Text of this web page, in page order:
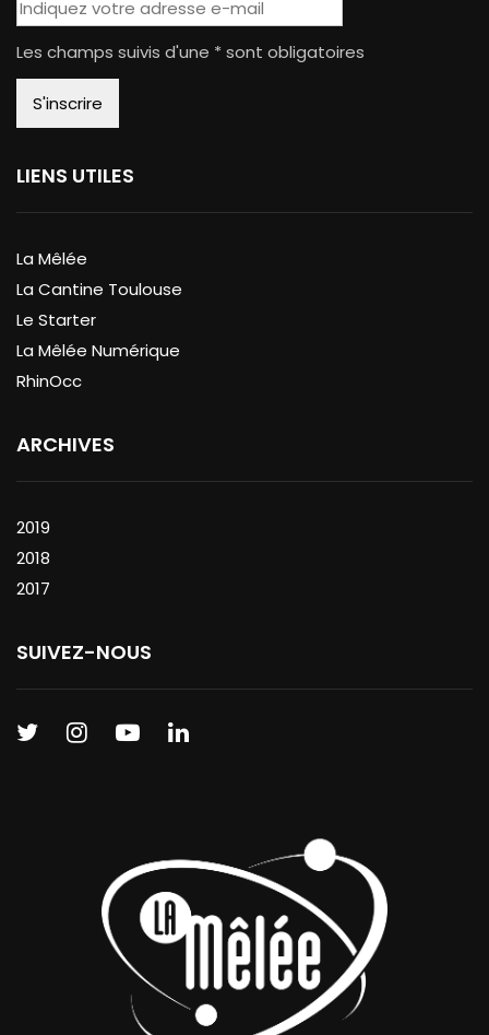
Les champs suivis d'une * sont obligatoires
LIENS UTILES
La Mêlée
La Cantine Toulouse
Le Starter
La Mêlée Numérique
RhinOcc
ARCHIVES
2019
2018
2017
SUIVEZ-NOUS